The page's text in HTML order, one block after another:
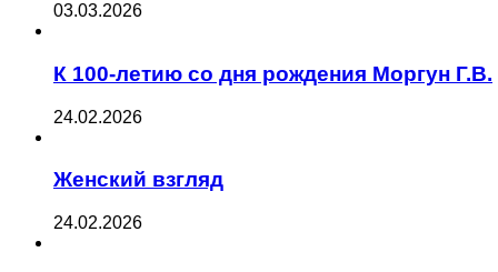
03.03.2026
К 100-летию со дня рождения Моргун Г.В.
24.02.2026
Женский взгляд
24.02.2026